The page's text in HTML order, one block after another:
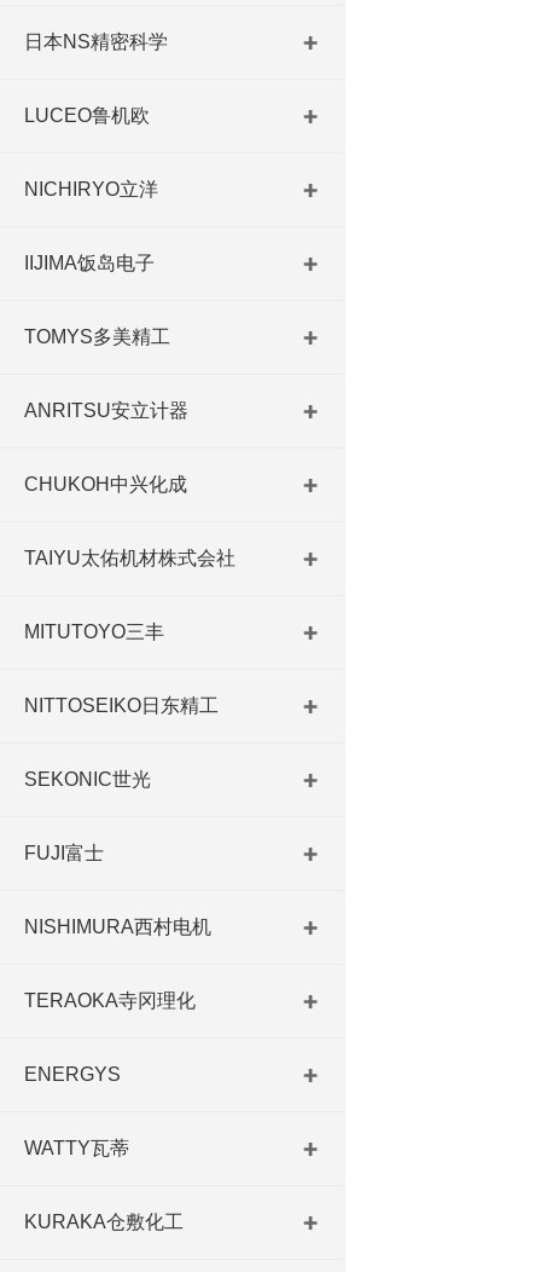
日本NS精密科学
LUCEO鲁机欧
NICHIRYO立洋
IIJIMA饭岛电子
TOMYS多美精工
ANRITSU安立计器
CHUKOH中兴化成
TAIYU太佑机材株式会社
MITUTOYO三丰
NITTOSEIKO日东精工
SEKONIC世光
FUJI富士
NISHIMURA西村电机
TERAOKA寺冈理化
ENERGYS
WATTY瓦蒂
KURAKA仓敷化工